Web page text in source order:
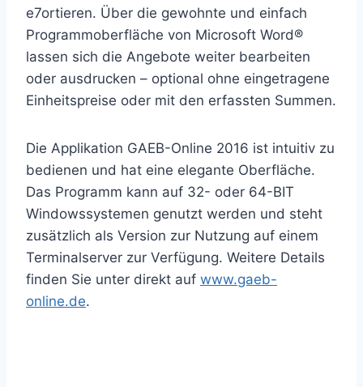
e7ortieren. Über die gewohnte und einfach
Programmoberfläche von Microsoft Word®
lassen sich die Angebote weiter bearbeiten
oder ausdrucken – optional ohne eingetragene
Einheitspreise oder mit den erfassten Summen.
Die Applikation GAEB-Online 2016 ist intuitiv zu
bedienen und hat eine elegante Oberfläche.
Das Programm kann auf 32- oder 64-BIT
Windowssystemen genutzt werden und steht
zusätzlich als Version zur Nutzung auf einem
Terminalserver zur Verfügung. Weitere Details
finden Sie unter direkt auf www.gaeb-
online.de.